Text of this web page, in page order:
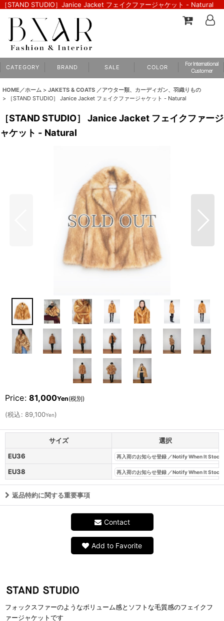
［STAND STUDIO］Janice Jacket フェイクファージャケット - Natural
C A T E G O R Y B R A N D S A L E C O L O R
For International
Customer
HOME／ホーム > JAKETS & COATS ／アウター類、カーディガン、羽織りもの
>
［STAND STUDIO］ Janice Jacket フェイクファージャケット - Natural
［STAND STUDIO］ Janice Jacket フェイクファージ
ャケット - Natural
Price: 81,000Yen(税別)
(税込: 89,100Yen)
サイズ
選択
EU36
再入荷のお知らせ登録 ／Notify When It Stock
EU38 再入荷のお知らせ登録 ／Notify When It Stock
返品特約に関する重要事項
Contact
Add to Favorite
フォックスファーのようなボリューム感とソフトな毛質感のフェイク フ
ァージャケットです